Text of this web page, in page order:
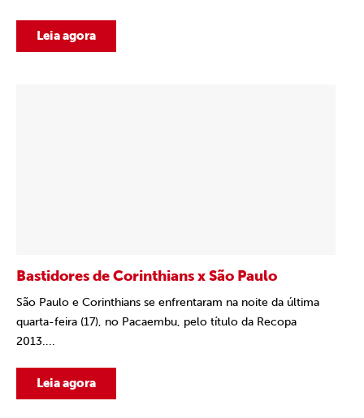
Leia agora
Bastidores de Corinthians x São Paulo
São Paulo e Corinthians se enfrentaram na noite da última
quarta-feira (17), no Pacaembu, pelo título da Recopa
2013....
Leia agora